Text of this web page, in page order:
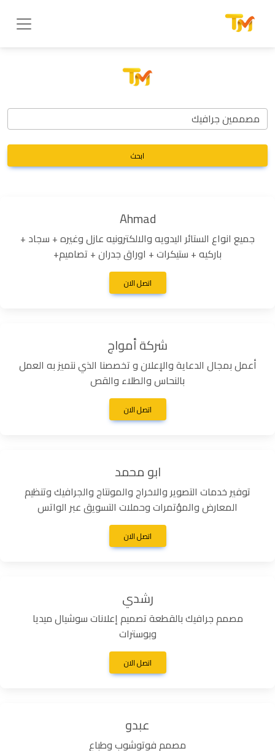
ابحث
Ahmad
جميع انواع الستائر اليدويه والالكترونيه عازل وغيره + سجاد +
باركيه + ستيكرات + اوراق جدران + تصاميم+
اتصل الان
شركة أمواج
أعمل بمجال الدعاية والإعلان و تخصصنا الذي نتميز به العمل
بالنحاس والطلاء والقص
اتصل الان
ابو محمد
توفير خدمات التصوير والاخراج والمونتاج والجرافيك وتنظيم
المعارض والمؤتمرات وحملات التسويق عبر الواتس
اتصل الان
رشدي
مصمم جرافيك بالقطعة تصميم إعلانات سوشيال ميديا
وبوسترات
اتصل الان
عبدو
مصمم فوتوشوب وطباع